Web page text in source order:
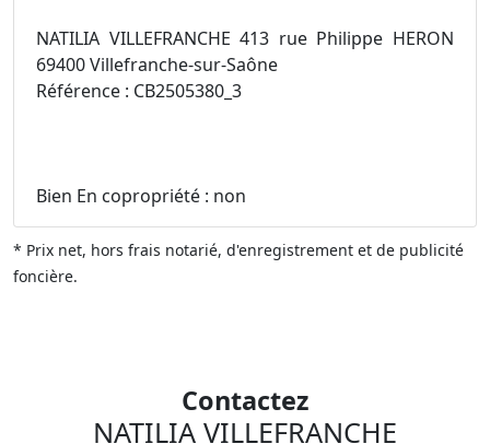
NATILIA VILLEFRANCHE 413 rue Philippe HERON
69400 Villefranche-sur-Saône
Référence : CB2505380_3
Bien En copropriété : non
* Prix net, hors frais notarié, d'enregistrement et de publicité
foncière.
Contactez
NATILIA VILLEFRANCHE